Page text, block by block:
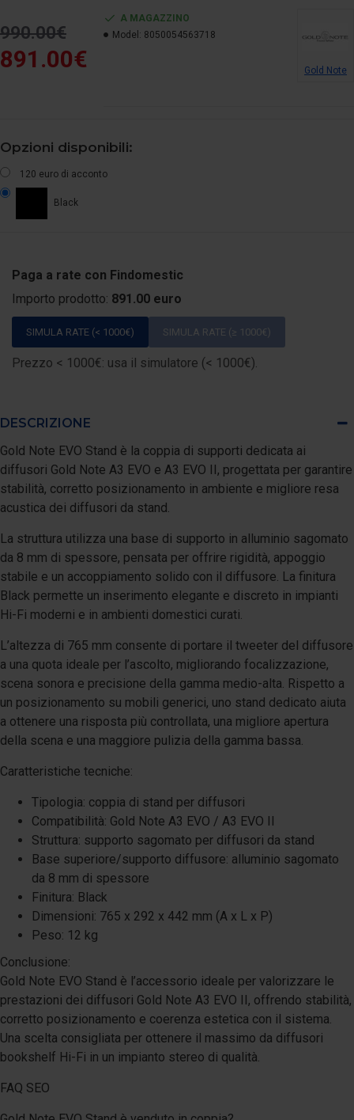
891.00€
990.00€
A MAGAZZINO
Model: 8050054563718
Gold Note
Opzioni disponibili:
120 euro di acconto
Black
Paga a rate con Findomestic
Importo prodotto: 891.00 euro
SIMULA RATE (< 1000€) SIMULA RATE (≥ 1000€)
Prezzo < 1000€: usa il simulatore (< 1000€).
DESCRIZIONE
Gold Note EVO Stand è la coppia di supporti dedicata ai
diffusori Gold Note A3 EVO e A3 EVO II, progettata per garantire
stabilità, corretto posizionamento in ambiente e migliore resa
acustica dei diffusori da stand.
La struttura utilizza una base di supporto in alluminio sagomato
da 8 mm di spessore, pensata per offrire rigidità, appoggio
stabile e un accoppiamento solido con il diffusore. La finitura
Black permette un inserimento elegante e discreto in impianti
Hi-Fi moderni e in ambienti domestici curati.
L’altezza di 765 mm consente di portare il tweeter del diffusore
a una quota ideale per l’ascolto, migliorando focalizzazione,
scena sonora e precisione della gamma medio-alta. Rispetto a
un posizionamento su mobili generici, uno stand dedicato aiuta
a ottenere una risposta più controllata, una migliore apertura
della scena e una maggiore pulizia della gamma bassa.
Caratteristiche tecniche:
Tipologia: coppia di stand per diffusori
Compatibilità: Gold Note A3 EVO / A3 EVO II
Struttura: supporto sagomato per diffusori da stand
Base superiore/supporto diffusore: alluminio sagomato
da 8 mm di spessore
Finitura: Black
Dimensioni: 765 x 292 x 442 mm (A x L x P)
Peso: 12 kg
Conclusione:
Gold Note EVO Stand è l’accessorio ideale per valorizzare le
prestazioni dei diffusori Gold Note A3 EVO II, offrendo stabilità,
corretto posizionamento e coerenza estetica con il sistema.
Una scelta consigliata per ottenere il massimo da diffusori
bookshelf Hi-Fi in un impianto stereo di qualità.
FAQ SEO